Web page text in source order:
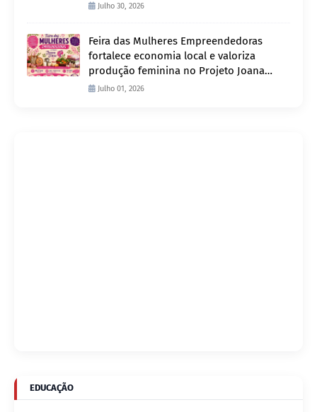
Julho 30, 2026
Feira das Mulheres Empreendedoras
fortalece economia local e valoriza
produção feminina no Projeto Joana
D’Arc
Julho 01, 2026
EDUCAÇÃO